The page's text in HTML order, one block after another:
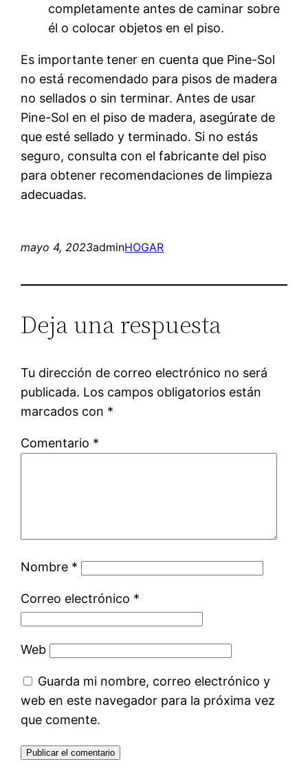
completamente antes de caminar sobre
él o colocar objetos en el piso.
Es importante tener en cuenta que Pine-Sol
no está recomendado para pisos de madera
no sellados o sin terminar. Antes de usar
Pine-Sol en el piso de madera, asegúrate de
que esté sellado y terminado. Si no estás
seguro, consulta con el fabricante del piso
para obtener recomendaciones de limpieza
adecuadas.
mayo 4, 2023adminHOGAR
Deja una respuesta
Tu dirección de correo electrónico no será
publicada. Los campos obligatorios están
marcados con *
Comentario *
Nombre *
Correo electrónico *
Web
Guarda mi nombre, correo electrónico y
web en este navegador para la próxima vez
que comente.